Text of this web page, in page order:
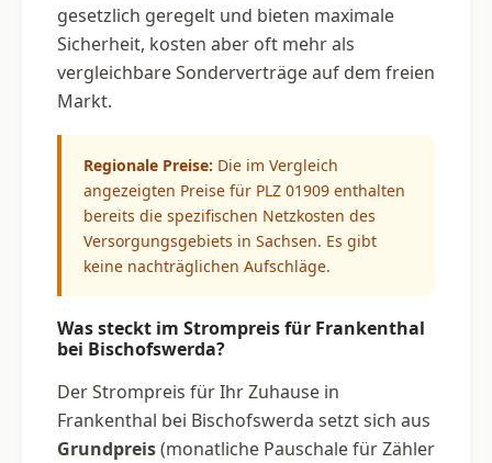
gesetzlich geregelt und bieten maximale
Sicherheit, kosten aber oft mehr als
vergleichbare Sonderverträge auf dem freien
Markt.
Regionale Preise: Die im Vergleich
angezeigten Preise für PLZ 01909 enthalten
bereits die spezifischen Netzkosten des
Versorgungsgebiets in Sachsen. Es gibt
keine nachträglichen Aufschläge.
Was steckt im Strompreis für Frankenthal
bei Bischofswerda?
Der Strompreis für Ihr Zuhause in
Frankenthal bei Bischofswerda setzt sich aus
Grundpreis(monatliche Pauschale für Zähler